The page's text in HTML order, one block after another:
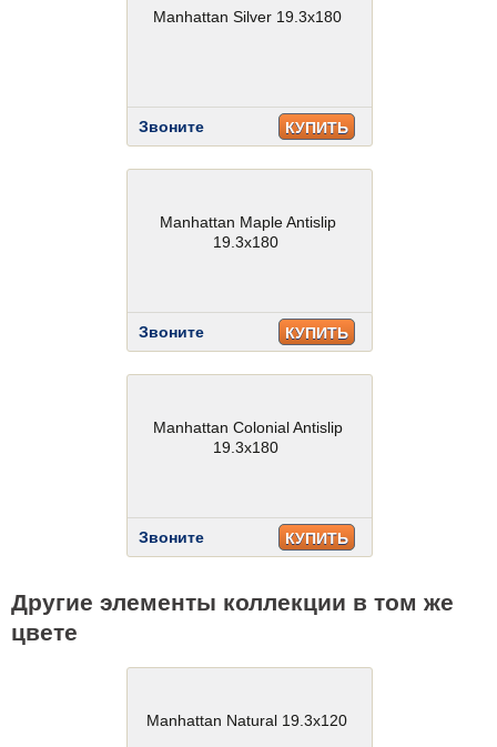
Manhattan Silver 19.3x180
Звоните КУПИТЬ
Manhattan Maple Antislip
19.3x180
Звоните КУПИТЬ
Manhattan Colonial Antislip
19.3x180
Звоните КУПИТЬ
Другие элементы коллекции в том же
цвете
Manhattan Natural 19.3x120